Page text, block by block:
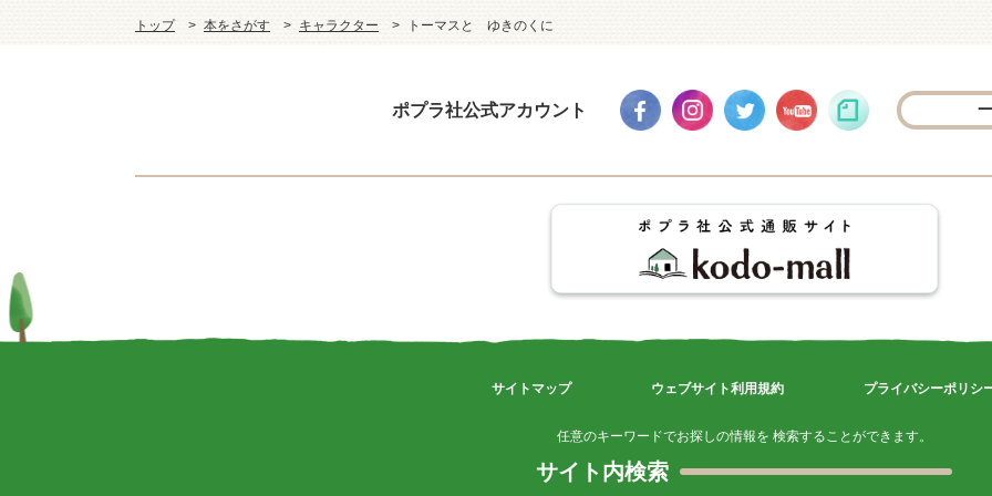
トップ 本をさがす キャラクター トーマスと ゆきのくに
ポプラ社公式アカウント
サイトマップ ウェブサイト利用規約 プライバシーポリシ
任意のキーワードでお探しの情報を 検索することができます。
サイト内検索